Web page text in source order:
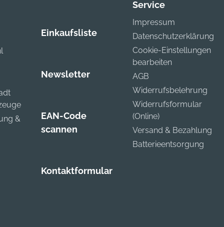
&
Einkaufsliste
Newsletter
EAN-Code
scannen
Kontaktformular
Service
Impressum
Datenschutzerklärung
Cookie-Einstellungen
bearbeiten
AGB
Widerrufsbelehrung
Widerrufsformular
(Online)
Versand & Bezahlung
Batterieentsorgung